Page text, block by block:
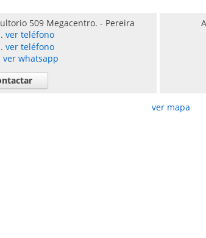
509 Megacentro. - Pereira
ver teléfono
ver teléfono
ver whatsapp
ver mapa